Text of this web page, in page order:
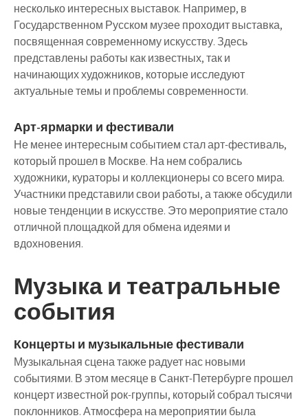
несколько интересных выставок. Например, в
Государственном Русском музее проходит выставка,
посвященная современному искусству. Здесь
представлены работы как известных, так и
начинающих художников, которые исследуют
актуальные темы и проблемы современности.
Арт-ярмарки и фестивали
Не менее интересным событием стал арт-фестиваль,
который прошел в Москве. На нем собрались
художники, кураторы и коллекционеры со всего мира.
Участники представили свои работы, а также обсудили
новые тенденции в искусстве. Это мероприятие стало
отличной площадкой для обмена идеями и
вдохновения.
Музыка и театральные
события
Концерты и музыкальные фестивали
Музыкальная сцена также радует нас новыми
событиями. В этом месяце в Санкт-Петербурге прошел
концерт известной рок-группы, который собрал тысячи
поклонников. Атмосфера на мероприятии была